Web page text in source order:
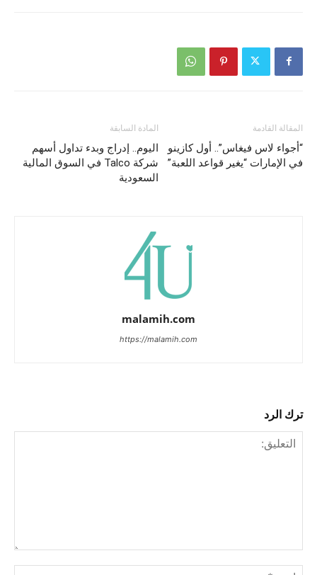
المادة السابقة
اليوم.. إدراج وبدء تداول أسهم
شركة Talco في السوق المالية
السعودية
المقالة القادمة
“أجواء لاس فيغاس”.. أول كازينو
في الإمارات “يغير قواعد اللعبة”
malamih.com
https://malamih.com
ترك الرد